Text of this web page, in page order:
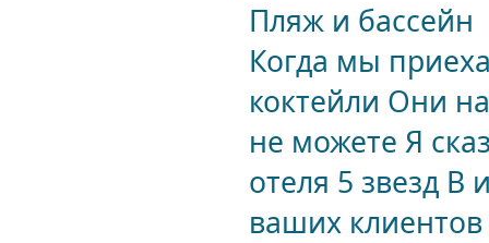
Пляж и бассейн
Когда мы
коктейли Они
не можете Я
отеля 5 звезд В
ваших